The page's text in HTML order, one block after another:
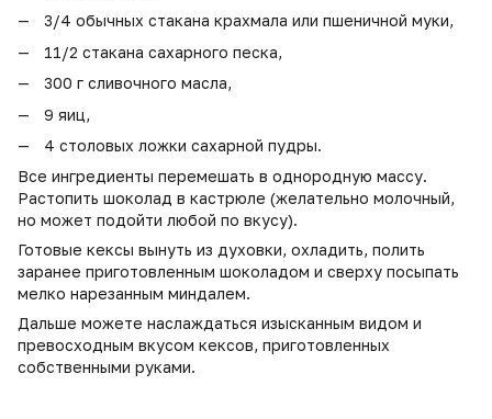
3/4 обычных стакана крахмала или пшеничной муки,
11/2 стакана сахарного песка,
300 г сливочного масла,
9 яиц,
4 столовых ложки сахарной пудры.
Все ингредиенты перемешать в однородную массу.
Растопить шоколад в кастрюле (желательно молочный,
но может подойти любой по вкусу).
Готовые кексы вынуть из духовки, охладить, полить
заранее приготовленным шоколадом и сверху посыпать
мелко нарезанным миндалем.
Дальше можете наслаждаться изысканным видом и
превосходным вкусом кексов, приготовленных
собственными руками.